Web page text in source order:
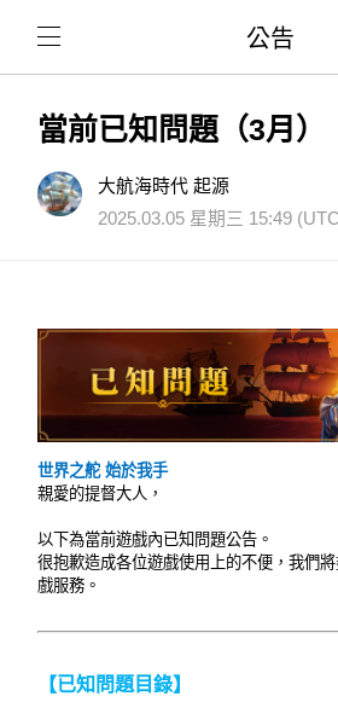
公告
當前已知問題（3月）
大航海時代 起源
2025.03.05 星期三 15:49
世界之舵 始於我手
親愛的提督大人，
以下為當前遊戲內已知問題公告。
很抱歉造成各位遊戲使用上的不便，我們
戲服務。
【已知問題目錄】